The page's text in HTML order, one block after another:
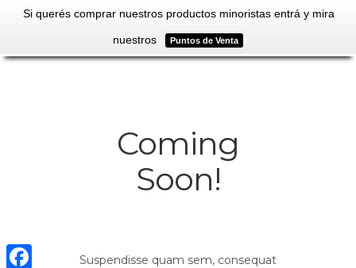
Si querés comprar nuestros productos minoristas entrá y mira
nuestros Puntos de Venta
Coming
Soon!
Suspendisse quam sem, consequat